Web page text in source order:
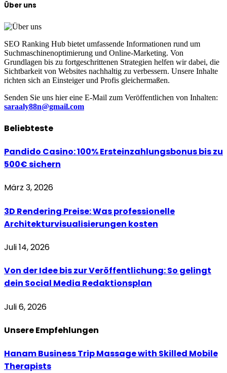
Über uns
SEO Ranking Hub bietet umfassende Informationen rund um
Suchmaschinenoptimierung und Online-Marketing. Von
Grundlagen bis zu fortgeschrittenen Strategien helfen wir dabei, die
Sichtbarkeit von Websites nachhaltig zu verbessern. Unsere Inhalte
richten sich an Einsteiger und Profis gleichermaßen.
Senden Sie uns hier eine E-Mail zum Veröffentlichen von Inhalten:
saraaly88n@gmail.com
Beliebteste
Pandido Casino: 100% Ersteinzahlungsbonus bis zu
500€ sichern
März 3, 2026
3D Rendering Preise: Was professionelle
Architekturvisualisierungen kosten
Juli 14, 2026
Von der Idee bis zur Veröffentlichung: So gelingt
dein Social Media Redaktionsplan
Juli 6, 2026
UnsereEmpfehlungen
Hanam Business Trip Massage with Skilled Mobile
Therapists